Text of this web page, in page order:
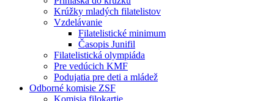
Krúžky mladých filatelistov
Vzdelávanie
Filatelistické minimum
Časopis Junifil
Filatelistická olympiáda
Pre vedúcich KMF
Podujatia pre deti a mládež
Odborné komisie ZSF
Komisia filokartie